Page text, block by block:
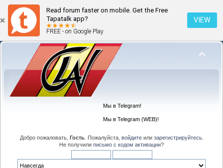
Read forum faster on mobile. Get the Free
Tapatalk app?
FREE - on Google Play
VIEW
Мы в Telegram!
Мы в Telegram (WEB)!
Добро пожаловать, Гость. Пожалуйста, войдитеили зарегистрируйтесь.
Не получили письмо с кодом активации?